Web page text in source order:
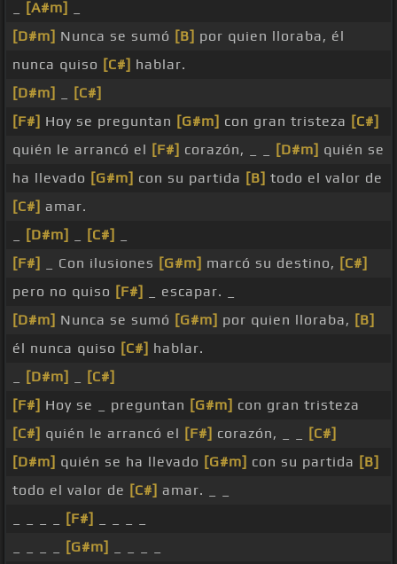
[A#m]
[D#m] Nunca se sumó [B] por quien lloraba, él
nunca quiso [C#] hablar.
[D#m]
[C#]
[F#] Hoy se preguntan [G#m] con gran tristeza [C#]
quién le arrancó el [F#] corazón, _ _ [D#m] quién se
ha llevado [G#m] con su partida [B] todo el valor de
[C#] amar.
[D#m] [C#]
[F#]
_ Con ilusiones [G#m] marcó su destino, [C#]
pero no quiso [F#]
_ escapar. _
[D#m] Nunca se sumó [G#m] por quien lloraba, [B]
él nunca quiso [C#] hablar.
[D#m]
[C#]
[F#] Hoy se _ preguntan [G#m] con gran tristeza
[C#] quién le arrancó el [F#] corazón, _ _
[C#]
[D#m] quién se ha llevado [G#m] con su partida [B]
todo el valor de [C#] amar. _ _
[F#]
[G#m]